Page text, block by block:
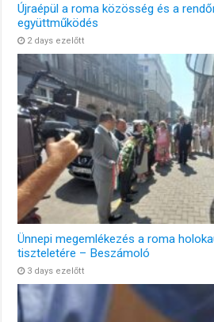
Újraépül a roma közösség és a
együttműködés
2 days ezelőtt
Ünnepi megemlékezés a roma
tiszteletére – Beszámoló
3 days ezelőtt